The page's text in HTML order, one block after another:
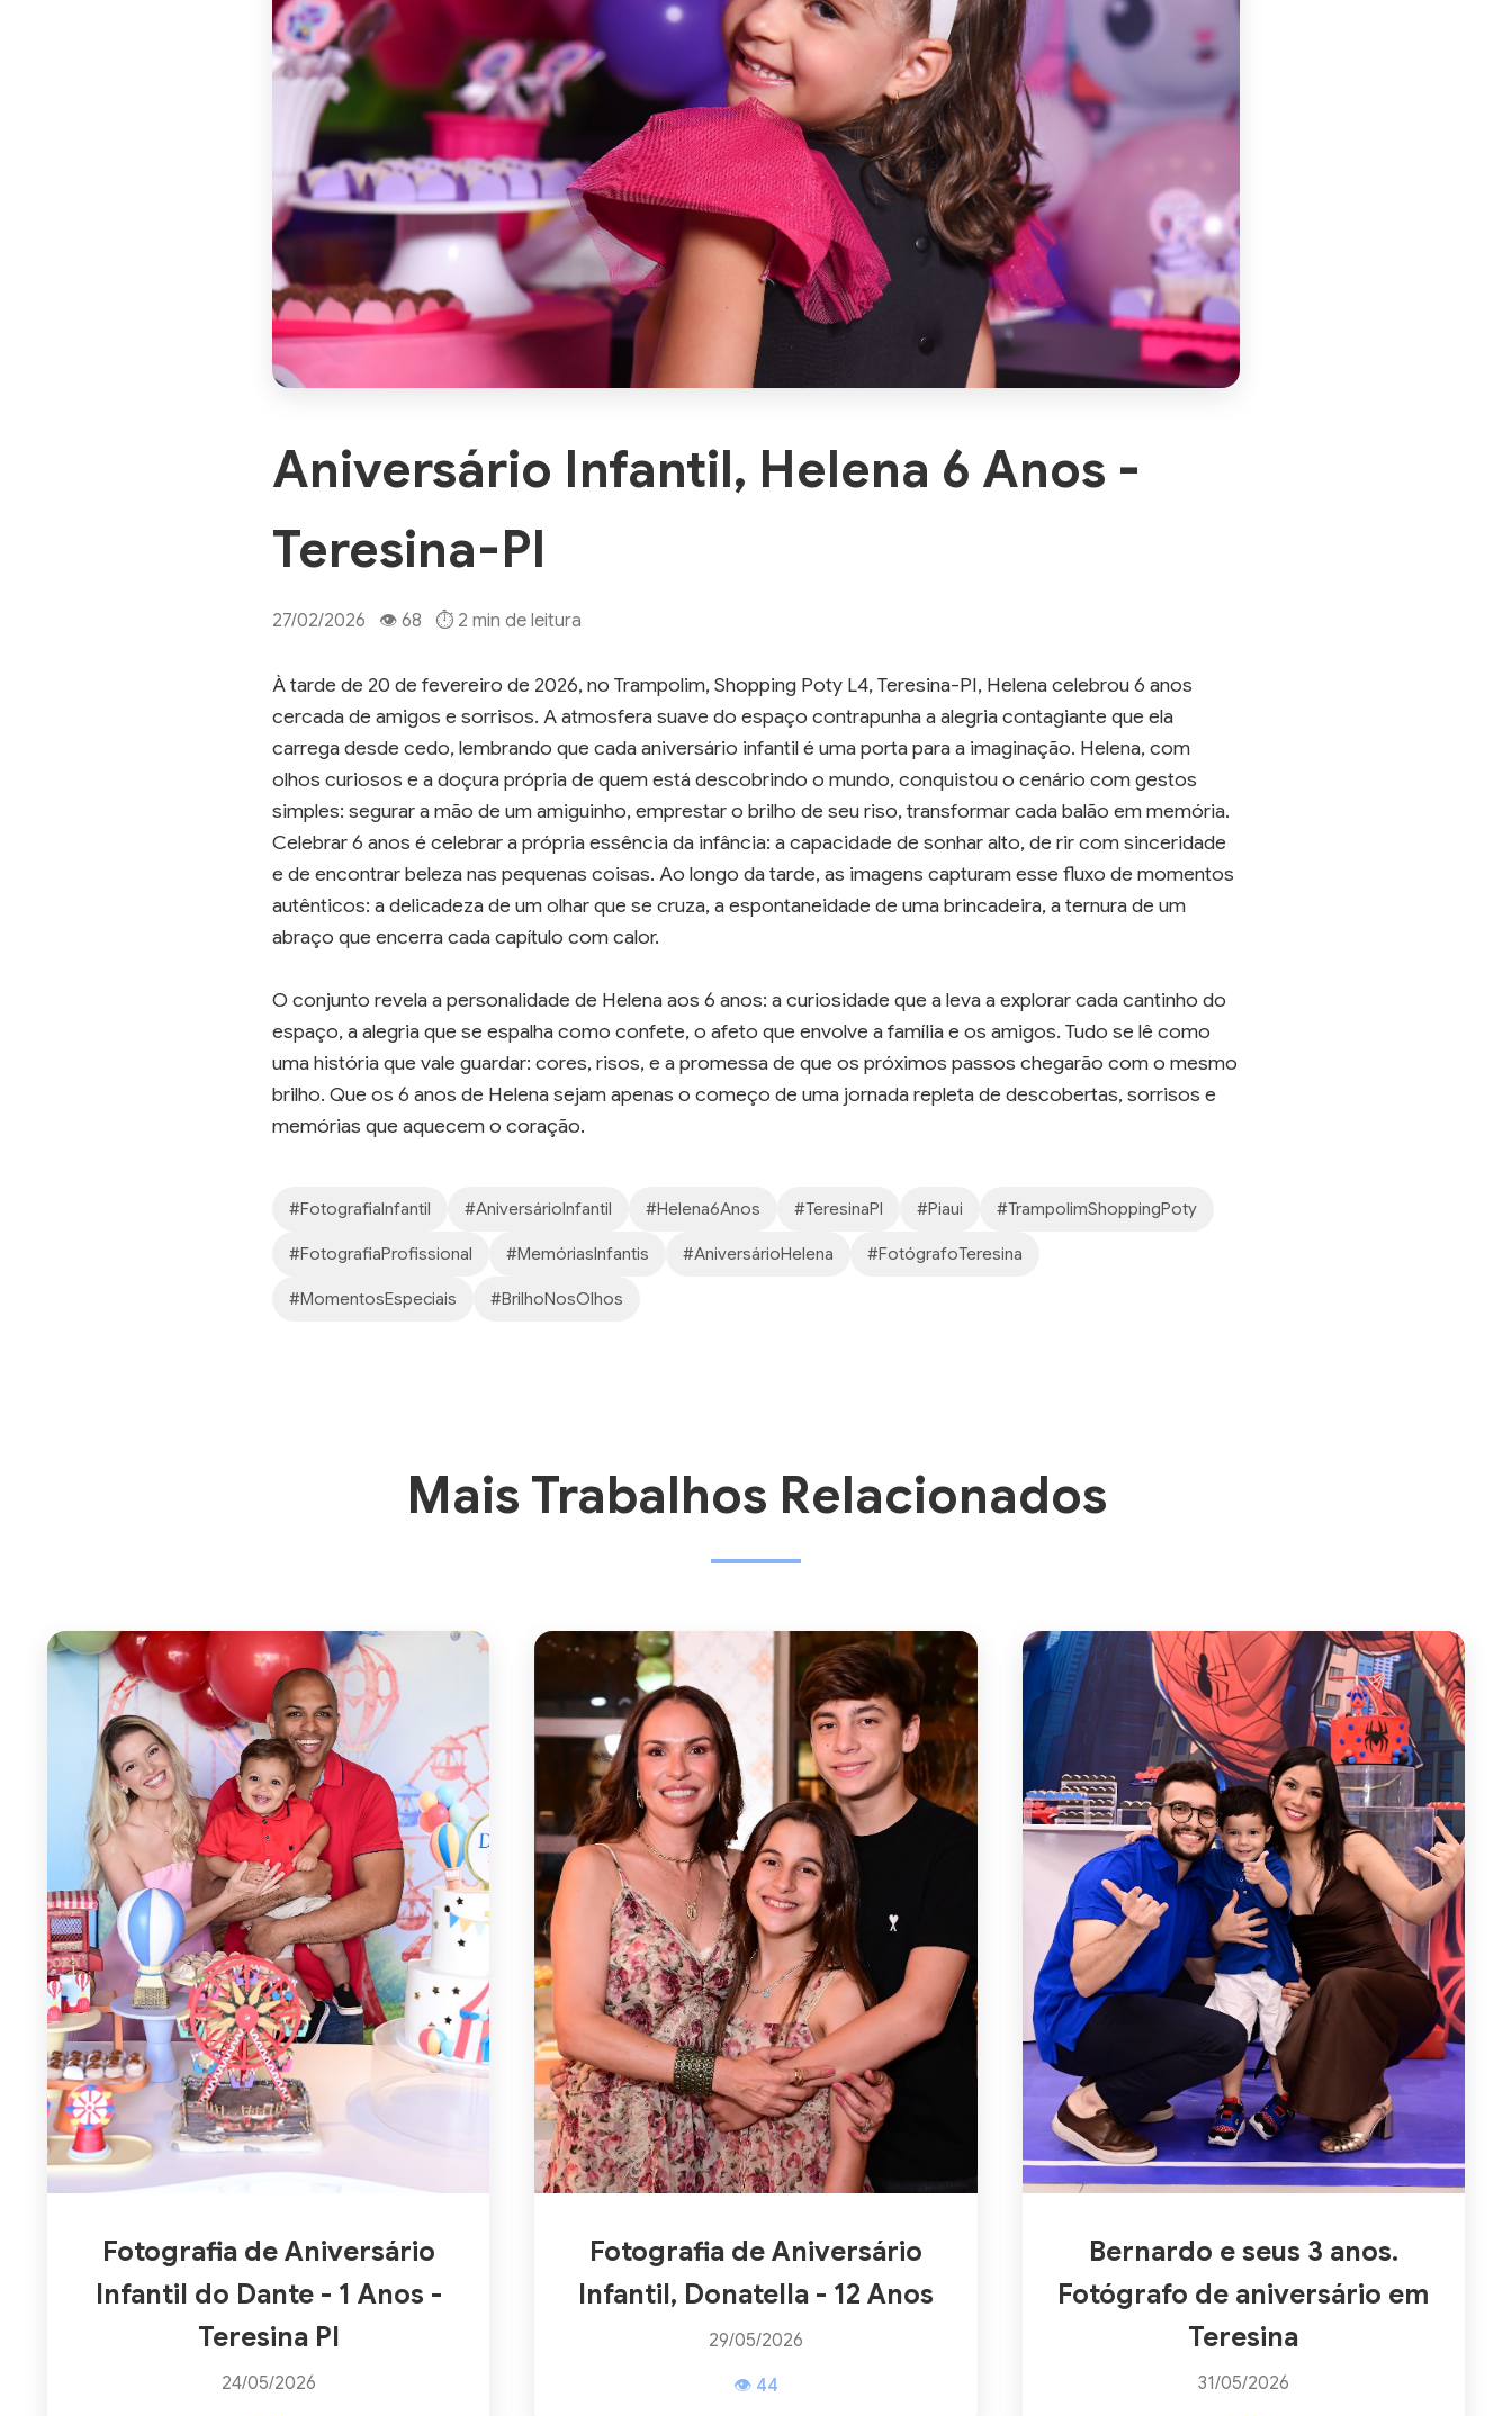
Aniversário Infantil, Helena 6 Anos -
Teresina-PI
27/02/2026 👁 68 ⏱ 2 min de leitura
À tarde de 20 de fevereiro de 2026, no Trampolim, Shopping Poty L4, Teresina-PI, Helena celebrou 6 anos
cercada de amigos e sorrisos. A atmosfera suave do espaço contrapunha a alegria contagiante que ela
carrega desde cedo, lembrando que cada aniversário infantil é uma porta para a imaginação. Helena, com
olhos curiosos e a doçura própria de quem está descobrindo o mundo, conquistou o cenário com gestos
simples: segurar a mão de um amiguinho, emprestar o brilho de seu riso, transformar cada balão em memória.
Celebrar 6 anos é celebrar a própria essência da infância: a capacidade de sonhar alto, de rir com sinceridade
e de encontrar beleza nas pequenas coisas. Ao longo da tarde, as imagens capturam esse fluxo de momentos
autênticos: a delicadeza de um olhar que se cruza, a espontaneidade de uma brincadeira, a ternura de um
abraço que encerra cada capítulo com calor.
O conjunto revela a personalidade de Helena aos 6 anos: a curiosidade que a leva a explorar cada cantinho do
espaço, a alegria que se espalha como confete, o afeto que envolve a família e os amigos. Tudo se lê como
uma história que vale guardar: cores, risos, e a promessa de que os próximos passos chegarão com o mesmo
brilho. Que os 6 anos de Helena sejam apenas o começo de uma jornada repleta de descobertas, sorrisos e
memórias que aquecem o coração.
#FotografiaInfantil #AniversárioInfantil #Helena6Anos #TeresinaPI #Piaui #TrampolimShoppingPoty
#FotografiaProfissional #MemóriasInfantis #AniversárioHelena #FotógrafoTeresina
#MomentosEspeciais #BrilhoNosOlhos
Mais Trabalhos Relacionados
Fotografia de Aniversário
Infantil do Dante - 1 Anos -
Teresina PI
24/05/2026
Fotografia de Aniversário
Infantil, Donatella - 12 Anos
29/05/2026
👁 44
Bernardo e seus 3 anos.
Fotógrafo de aniversário em
Teresina
31/05/2026